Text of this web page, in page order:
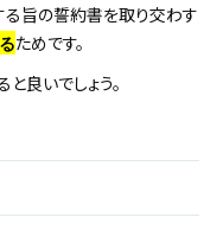
旨の誓約書を取り交わす
ためです。
良いでしょう。